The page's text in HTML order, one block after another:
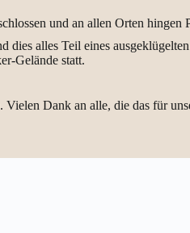
und an allen Orten
alles Teil eines
Gelände statt.
Dank an alle, die das für